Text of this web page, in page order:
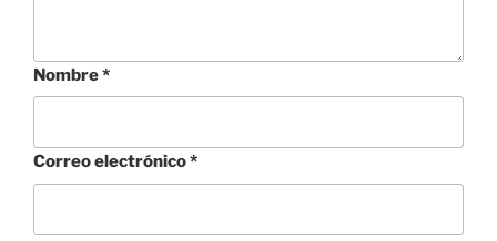
Nombre*
Correo electrónico*